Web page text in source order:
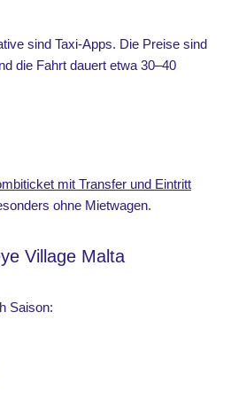
sind Taxi-Apps. Die Preise sind
die Fahrt dauert etwa 30–40
mit Transfer und Eintritt
ohne Mietwagen.
Village Malta
Saison: